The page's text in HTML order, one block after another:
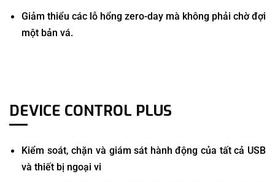
Giảm thiểu các lỗ hổng zero-day mà không phải chờ đợi
một bản vá.
DEVICE CONTROL PLUS
Kiểm soát, chặn và giám sát hành động của tất cả USB
và thiết bị ngoại vi